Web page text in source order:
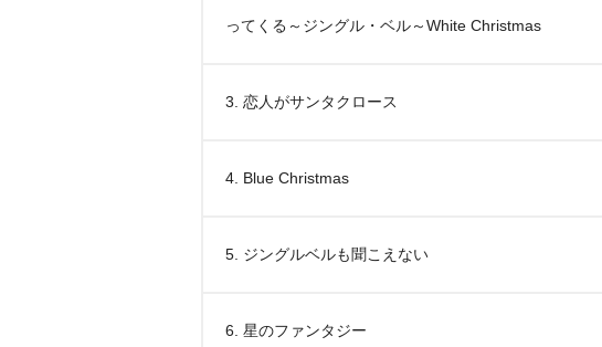
ってくる～ジングル・ベル～White Christmas
3. 恋人がサンタクロース
4. Blue Christmas
5. ジングルベルも聞こえない
6. 星のファンタジー